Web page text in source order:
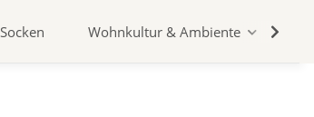
Socken Wohnkultur & Ambiente